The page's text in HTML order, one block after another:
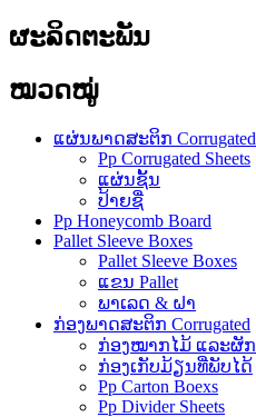
ຜະລິດຕະພັນ
ໝວດໝູ່
ແຜ່ນພາດສະຕິກ Corrugated
Pp Corrugated Sheets
ແຜ່ນຊັ້ນ
ປ້າຍຊື່
Pp Honeycomb Board
Pallet Sleeve Boxes
Pallet Sleeve Boxes
ແຂນ Pallet
ພາເລດ & ຝາ
ກ່ອງພາດສະຕິກ Corrugated
ກ່ອງໝາກໄມ້ ແລະຜັກ
ກ່ອງເກັບມ້ຽນທີ່ພັບໄດ້
Pp Carton Boexs
Pp Divider Sheets